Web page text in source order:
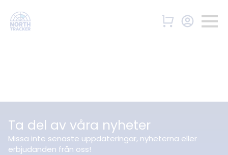
Ta del av våra nyheter
Missa inte senaste uppdateringar, nyheterna eller
erbjudanden från oss!